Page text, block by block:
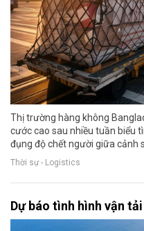
Thị trường hàng không
cước cao sau nhiều tuần biểu
đụng độ chết người giữa cảnh
Thời sự - Logistics
Dự báo tình hình vận